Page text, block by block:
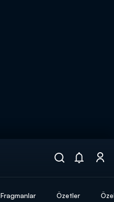
Fragmanlar Özetler